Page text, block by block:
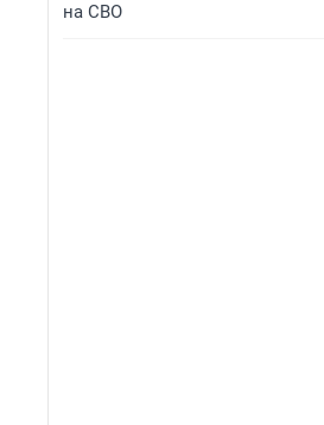
на СВО